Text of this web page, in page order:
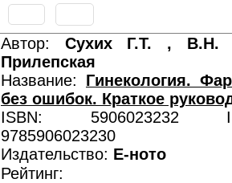
Автор: Сухих Г.Т. , В.Н.
Прилепская
Название: Гинекология.
без ошибок. Краткое
ISBN: 5906023232
9785906023230
Издательство: Е-ното
Рейтинг: